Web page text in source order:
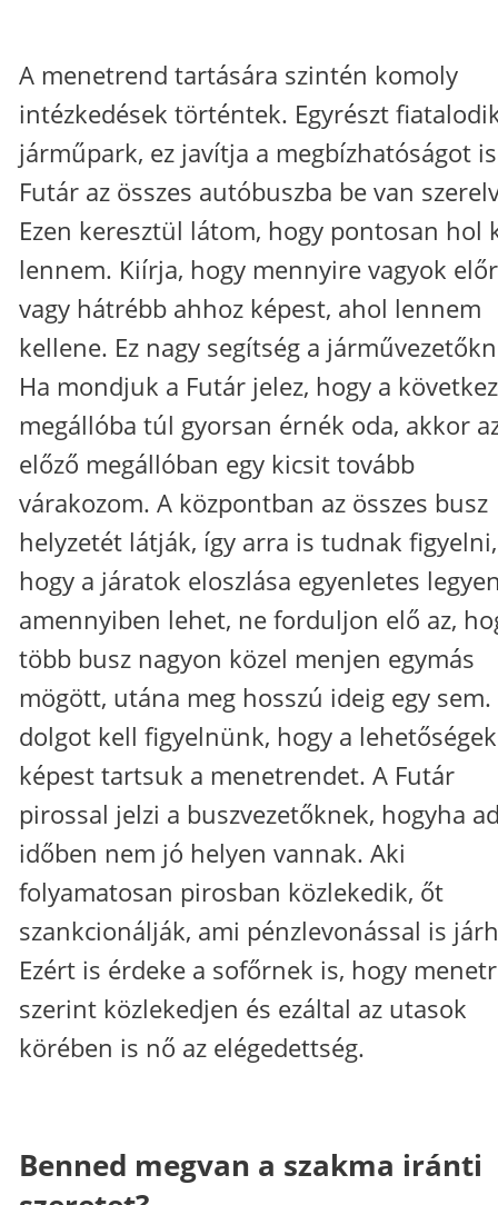
A menetrend tartására szintén komoly
intézkedések történtek. Egyrészt
járműpark, ez javítja a megbízhatóságot
Futár az összes autóbuszba be van
Ezen keresztül látom, hogy pontosan hol
lennem. Kiírja, hogy mennyire vagyok
vagy hátrébb ahhoz képest, ahol lennem
kellene. Ez nagy segítség a
Ha mondjuk a Futár jelez, hogy a
megállóba túl gyorsan érnék oda, akkor
előző megállóban egy kicsit tovább
várakozom. A központban az összes busz
helyzetét látják, így arra is tudnak figyelni,
hogy a járatok eloszlása egyenletes
amennyiben lehet, ne forduljon elő az,
több busz nagyon közel menjen egymás
mögött, utána meg hosszú ideig egy sem.
dolgot kell figyelnünk, hogy a
képest tartsuk a menetrendet. A Futár
pirossal jelzi a buszvezetőknek, hogyha
időben nem jó helyen vannak. Aki
folyamatosan pirosban közlekedik, őt
szankcionálják, ami pénzlevonással is
Ezért is érdeke a sofőrnek is, hogy
szerint közlekedjen és ezáltal az utasok
körében is nő az elégedettség.
Benned megvan a szakma iránti